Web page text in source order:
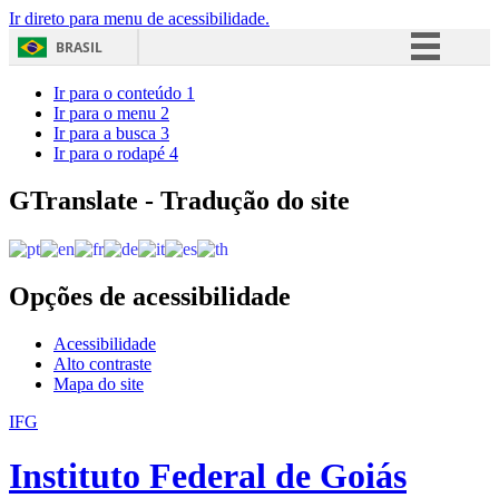
Ir direto para menu de acessibilidade.
BRASIL
Acesso à informação
Ir para o conteúdo 1
Ir para o menu 2
Ir para a busca 3
Ir para o rodapé 4
GTranslate - Tradução do site
Opções de acessibilidade
Acessibilidade
Alto contraste
Mapa do site
IFG
Instituto Federal de Goiás